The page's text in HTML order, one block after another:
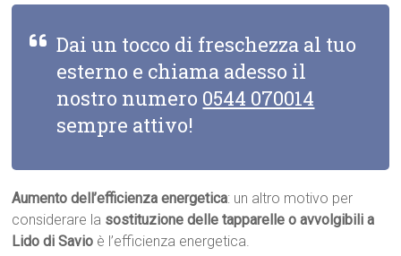
Dai un tocco di freschezza al tuo
esterno e chiama adesso il
nostro numero 0544 070014
sempre attivo!
Aumento dell’efficienza energetica: un altro motivo per
considerare la sostituzione delle tapparelle o avvolgibili a
Lido di Savio è l’efficienza energetica.